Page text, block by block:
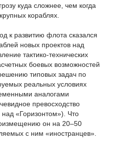
куда сложнее, чем когда
кораблях.
к развитию флота сказался
новых проектов над
тактико-технических
боевых возможностей
типовых задач по
реальных условиях
аналогами
превосходство
«Горизонтом»). Что
он на 20–50
с ним «иностранцев».